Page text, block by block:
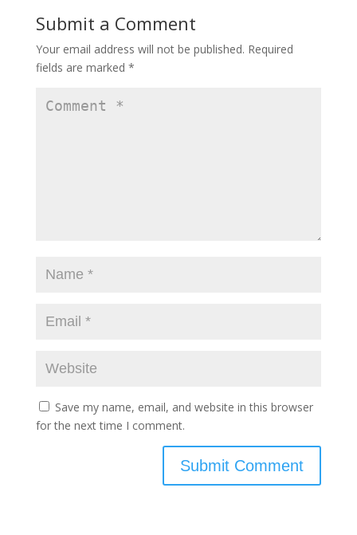
Submit a Comment
Your email address will not be published. Required
fields are marked *
Save my name, email, and website in this browser
for the next time I comment.